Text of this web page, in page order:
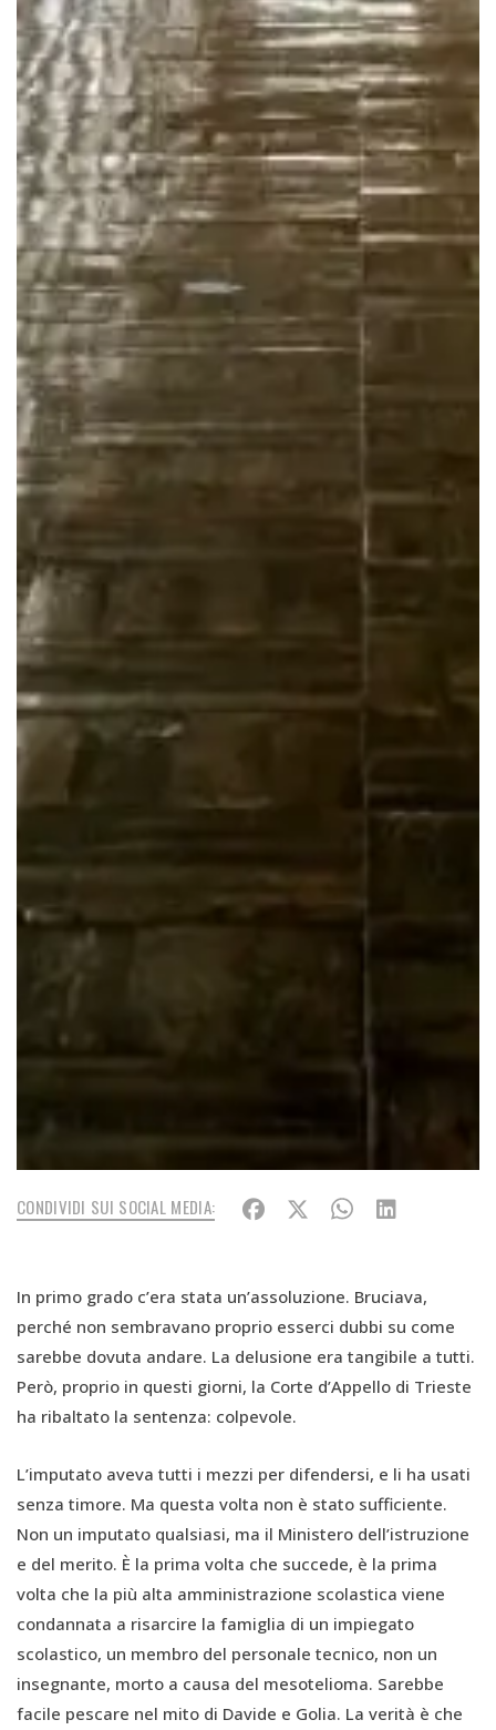
CONDIVIDI SUI SOCIAL MEDIA:
In primo grado c’era stata un’assoluzione. Bruciava,
perché non sembravano proprio esserci dubbi su come
sarebbe dovuta andare. La delusione era tangibile a tutti.
Però, proprio in questi giorni, la Corte d’Appello di Trieste
ha ribaltato la sentenza: colpevole.
L’imputato aveva tutti i mezzi per difendersi, e li ha usati
senza timore. Ma questa volta non è stato sufficiente.
Non un imputato qualsiasi, ma il Ministero dell’istruzione
e del merito. È la prima volta che succede, è la prima
volta che la più alta amministrazione scolastica viene
condannata a risarcire la famiglia di un impiegato
scolastico, un membro del personale tecnico, non un
insegnante, morto a causa del mesotelioma. Sarebbe
facile pescare nel mito di Davide e Golia. La verità è che